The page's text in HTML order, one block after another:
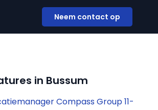
Neem contact op
in Bussum
Compass Group 11-